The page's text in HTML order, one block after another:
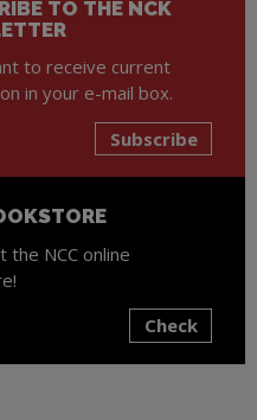
TO THE NCK
to receive current
in your e-mail box.
Subscribe
the NCC online
Check